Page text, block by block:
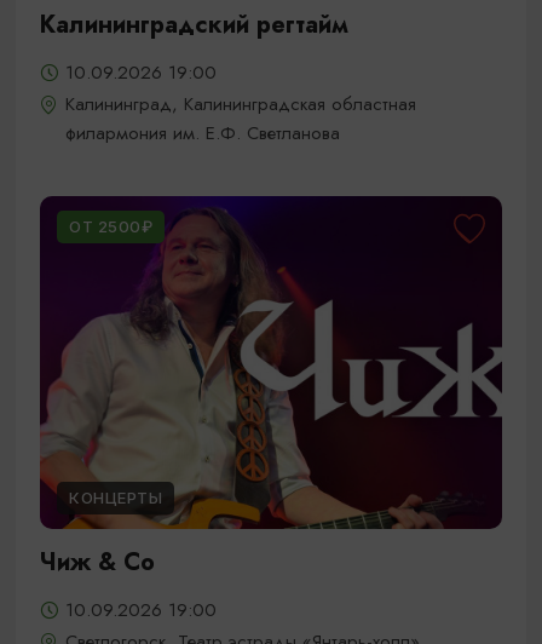
Калининградский регтайм
10.09.2026 19:00
Калининград, Калининградская областная
филармония им. Е.Ф. Светланова
ОТ 2500₽
КОНЦЕРТЫ
Чиж & Cо
10.09.2026 19:00